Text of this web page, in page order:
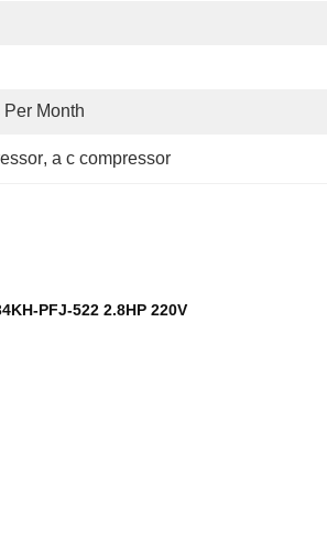
Month
, a c compressor
ZR34KH-PFJ-522 2.8HP 220V